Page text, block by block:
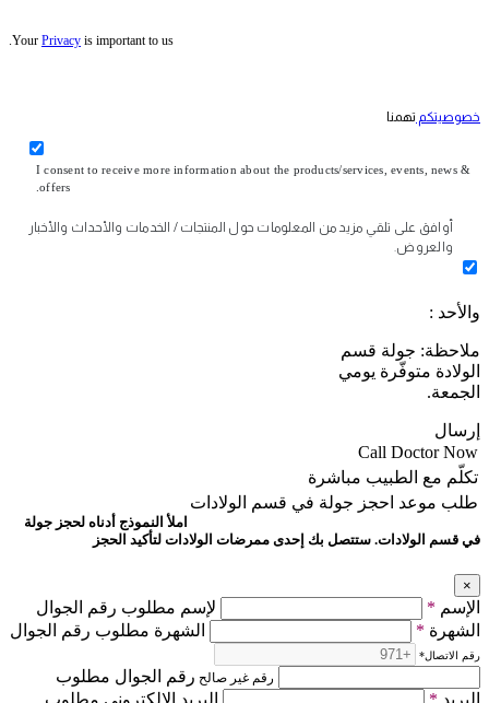
Your Privacy is important to us.
خصوصيتكم تهمنا
I consent to receive more information about the products/services, events, news &
offers.
أوافق على تلقي مزيد من المعلومات حول المنتجات / الخدمات والأحداث والأخبار
والعروض.
والأحد :
ملاحظة: جولة قسم
الولادة متوفّرة يومي
الجمعة.
إرسال
Call Doctor Now
تكلّم مع الطبيب مباشرة
طلب موعد احجز جولة في قسم الولادات
املأ النموذج أدناه لحجز جولة
في قسم الولادات. ستتصل بك إحدى ممرضات الولادات لتأكيد الحجز
×
الإسم *
لإسم مطلوب رقم الجوال
الشهرة * الشهرة مطلوب رقم الجوال
رقم الاتصال*
رقم غير صالح رقم الجوال مطلوب
البريد *
البريد الالكتروني مطلوب